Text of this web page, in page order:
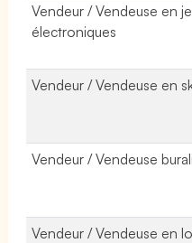
Vendeur / Vendeuse en
électroniques
Vendeur / Vendeuse en
Vendeur / Vendeuse
Vendeur / Vendeuse en